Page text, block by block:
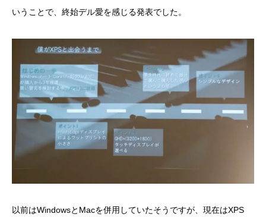
いうことで、終始デル愛を感じる発表でした。
以前はWindowsとMacを併用していたそうですが、現在はXPS